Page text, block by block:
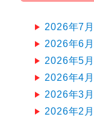
2026年7月
2026年6月
2026年5月
2026年4月
2026年3月
2026年2月